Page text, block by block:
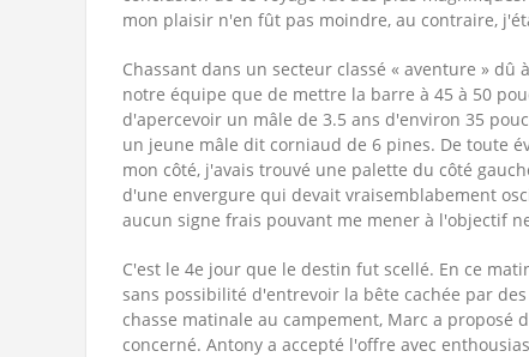
mon plaisir n'en fût pas moindre, au contraire,
Chassant dans un secteur classé « aventure »
notre équipe que de mettre la barre à 45 à 50
d'apercevoir un mâle de 3.5 ans d'environ 35
un jeune mâle dit corniaud de 6 pines. De toute
mon côté, j'avais trouvé une palette du côté
d'une envergure qui devait vraisemblabement
aucun signe frais pouvant me mener à l'objectif
C'est le 4e jour que le destin fut scellé. En ce
sans possibilité d'entrevoir la bête cachée par
chasse matinale au campement, Marc a
concerné. Antony a accepté l'offre avec